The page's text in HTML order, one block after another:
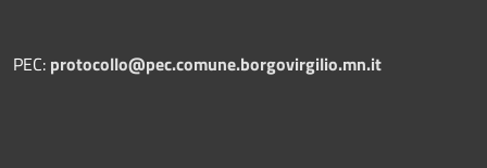
PEC: protocollo@pec.comune.borgovirgilio.mn.it